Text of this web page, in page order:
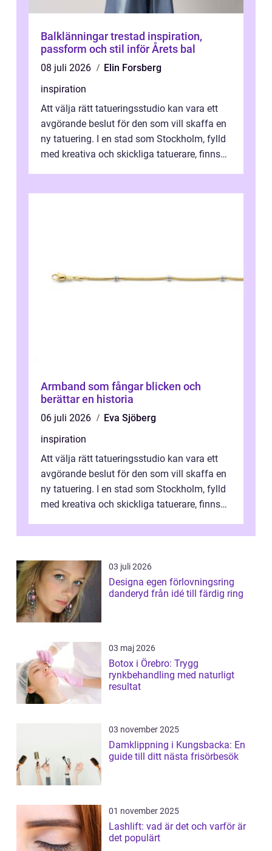
Balklänningar trestad inspiration,
passform och stil inför Årets bal
08 juli 2026
Elin Forsberg
inspiration
Att välja rätt tatueringsstudio kan vara ett
avgörande beslut för den som vill skaffa en
ny tatuering. I en stad som Stockholm, fylld
med kreativa och skickliga tatuerare, finns
Armband som fångar blicken och
berättar en historia
06 juli 2026
Eva Sjöberg
inspiration
Att välja rätt tatueringsstudio kan vara ett
avgörande beslut för den som vill skaffa en
ny tatuering. I en stad som Stockholm, fylld
med kreativa och skickliga tatuerare, finns
03 juli 2026
Designa egen förlovningsring
danderyd från idé till färdig ring
03 maj 2026
Botox i Örebro: Trygg
rynkbehandling med naturligt
resultat
03 november 2025
Damklippning i Kungsbacka: En
guide till ditt nästa frisörbesök
01 november 2025
Lashlift: vad är det och varför är
det populärt